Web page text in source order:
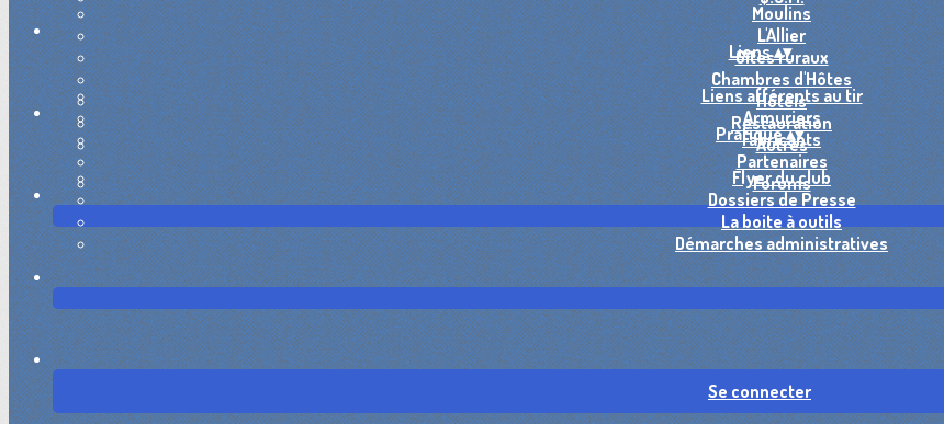
Moulins
L'Allier
Gîtes ruraux
Chambres d'Hôtes
Hôtels
Restauration
Autres
Liens▴▾
Liens afférents au tir
Armuriers
Fabricants
Partenaires
Forums
Pratique▴▾
Flyer du club
Dossiers de Presse
La boite à outils
Démarches administratives
Se connecter